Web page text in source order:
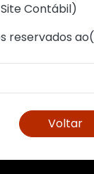
Contábil)
reservados
Voltar